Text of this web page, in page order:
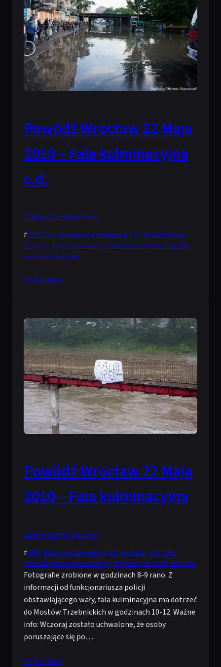
Powódź Wrocław 22 Maja
2010 – Fala kulminacyjna
c.d.
23 maja 2010·Wydarzenia
#19972010alarmawariaewakuacjafalaklęskakolektor
kryzysodraportpowódźprzeciwpowodziowyTragedia
wałwodaWrocław
Czytaj dalej
Powódź Wrocław 22 Maja
2010 – Fala kulminacyjna
22 maja 2010·Wydarzenia
#1997 2010 alarm ewakuacja fala klęska kryzys odra
powódźprzeciwpowodziowy Tragedia wałwoda Wrocław
Fotografie zrobione w godzinach 8-9 rano. Z
informacji od funkcjonariusza policji
obstawiającego wały, fala kulminacyjna ma dotrzeć
do Mostów Trzebnickich w godzinach 10-12. Ważne
info: Wczoraj zostało uchwalone, że osoby
poruszające się po…
Czytaj dalej